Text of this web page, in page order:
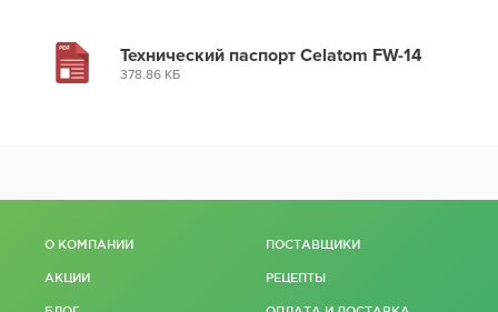
Технический паспорт Celatom FW-14
378.86 КБ
О КОМПАНИИ ПОСТАВЩИКИ
АКЦИИ РЕЦЕПТЫ